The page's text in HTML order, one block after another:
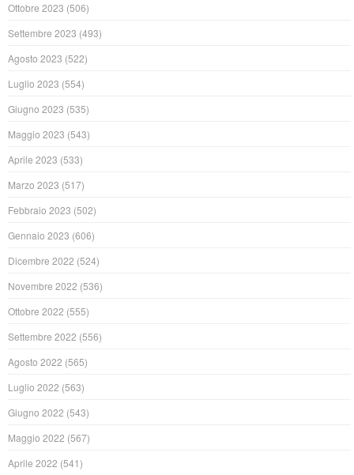
Ottobre 2023 (506)
Settembre 2023 (493)
Agosto 2023 (522)
Luglio 2023 (554)
Giugno 2023 (535)
Maggio 2023 (543)
Aprile 2023 (533)
Marzo 2023 (517)
Febbraio 2023 (502)
Gennaio 2023 (606)
Dicembre 2022 (524)
Novembre 2022 (536)
Ottobre 2022 (555)
Settembre 2022 (556)
Agosto 2022 (565)
Luglio 2022 (563)
Giugno 2022 (543)
Maggio 2022 (567)
Aprile 2022 (541)